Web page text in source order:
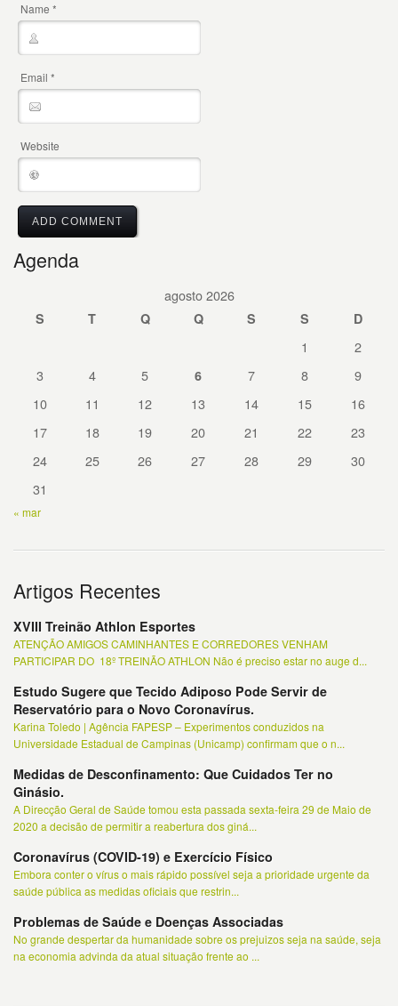
Name *
Email *
Website
Agenda
agosto 2026
S T Q Q S S D
1
2
3
4 5 6 7 8
9
10
11 12 13 14 15
16
17
18 19 20 21 22
23
24
25 26 27 28 29
30
31
« mar
Artigos Recentes
XVIII Treinão Athlon Esportes
ATENÇÃO AMIGOS CAMINHANTES E CORREDORES VENHAM
PARTICIPAR DO 18º TREINÃO ATHLON Não é preciso estar no auge d...
Estudo Sugere que Tecido Adiposo Pode Servir de
Reservatório para o Novo Coronavírus.
Karina Toledo | Agência FAPESP – Experimentos conduzidos na
Universidade Estadual de Campinas (Unicamp) confirmam que o n...
Medidas de Desconfinamento: Que Cuidados Ter no
Ginásio.
A Direcção Geral de Saúde tomou esta passada sexta-feira 29 de Maio de
2020 a decisão de permitir a reabertura dos giná...
Coronavírus (COVID-19) e Exercício Físico
Embora conter o vírus o mais rápido possível seja a prioridade urgente da
saúde pública as medidas oficiais que restrin...
Problemas de Saúde e Doenças Associadas
No grande despertar da humanidade sobre os prejuizos seja na saúde, seja
na economia advinda da atual situação frente ao ...